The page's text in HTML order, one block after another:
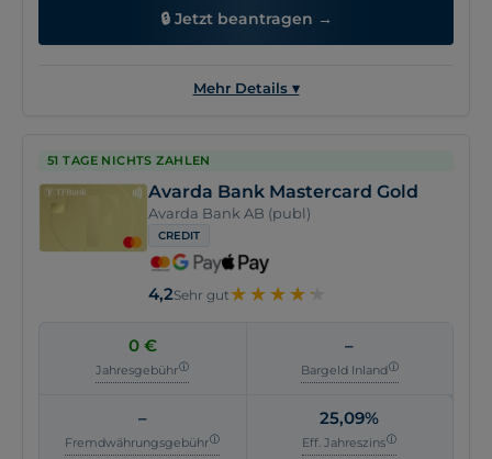
🔒 Jetzt beantragen →
Mehr Details ▾
Kartenname
Deutschland Kreditkarte Classic
Paysol GmbH &amp; Co. KG
Kartennetzwerk
Automatische
Online-Antrag
Keine Angabe
Girokonto erforderlich
Keine Angabe
51 TAGE NICHTS ZAHLEN
Avarda Bank Mastercard Gold
Avarda Bank AB (publ)
CREDIT
4,2Sehr gut★
★★
★★
★★
★★★
0 €
Jahresgebühr
–
Bargeld Inland
–
Fremdwährungsgebühr
25,09%
Eff. Jahreszins